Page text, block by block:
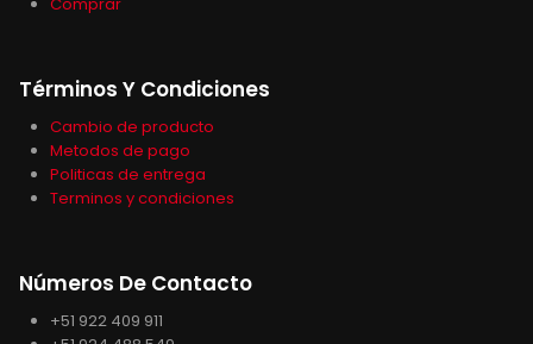
Términos Y Condiciones
Cambio de producto
Metodos de pago
Politicas de entrega
Terminos y condiciones
Números De Contacto
+51 922 409 911